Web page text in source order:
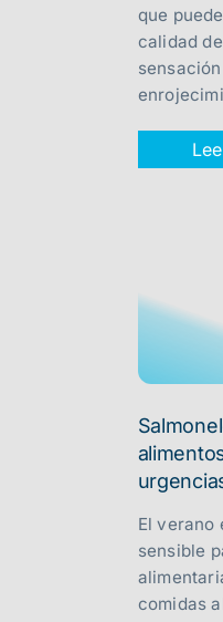
que
calidad
El verano
sensible
comidas